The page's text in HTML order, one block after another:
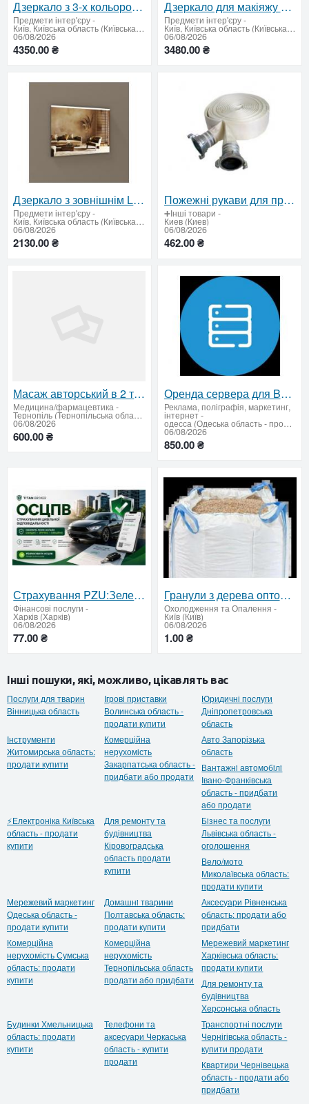
Дзеркало з 3-х кольоровим LED та вимикачем 600 х 900 мм.
Предмети інтер'єру-
Київ, Київська область (Київська область - продати купити)
06/08/2026
4350.00 ₴
Дзеркало для макіяжу з сенсорним вимикачем 600 х 800 мм.
Предмети інтер'єру-
Київ, Київська область (Київська область - продати купити)
06/08/2026
3480.00 ₴
Дзеркало з зовнішнім LED підсвічуванням 600 х 800 мм
Предмети інтер'єру-
Київ, Київська область (Київська область - продати купити)
06/08/2026
2130.00 ₴
Пожежні рукави для професійного викоpистання – сертифікована якість за вигідною ціною
➕Інші товари -
Киев (Киев)
06/08/2026
462.00 ₴
Масаж авторський в 2 та 4 руки релаксуючий
Медицина/фармацевтика-
Тернопіль (Тернопільська область)
06/08/2026
600.00 ₴
Оренда сервера для BAS / 1C
Реклама, поліграфія, маркетинг,
інтернет-
одесса (Одеська область - продати купити)
06/08/2026
850.00 ₴
Страхування PZU:Зелена карта, автоцивілка, медичне
Фінансові послуги -
Харків (Харків)
06/08/2026
77.00 ₴
Гранули з дерева оптом — доставка по Україні
Охолодження та Опалення -
Київ (Київ)
06/08/2026
1.00 ₴
Інші пошуки, які, можливо, цікавлять вас
Послуги для тварин
Вінницька область
Ігрові приставки
Волинська область -
продати купити
Юридичні послуги
Дніпропетровська
область
Інструменти
Житомирська область:
продати купити
Комерційна
нерухомість
Закарпатська область -
придбати або продати
Авто Запорізька
область
Вантажнi автомобiлi
Івано-Франківська
область - придбати
або продати
⚡Електроніка Київська
область - продати
купити
Для ремонту та
будівництва
Кіровоградська
область продати
купити
Бiзнес та послуги
Львівська область -
оголошення
Вело/мото
Миколаївська область:
продати купити
Мережевий маркетинг
Одеська область -
продати купити
Домашнi тварини
Полтавська область:
продати купити
Аксесуари Рівненська
область: продати або
придбати
Комерційна
нерухомість Сумська
область: продати
купити
Комерційна
нерухомість
Тернопільська область
продати або придбати
Мережевий маркетинг
Харківська область:
продати купити
Для ремонту та
будівництва
Херсонська область
Будинки Хмельницька
область: продати
купити
Телефони та
аксесуари Черкаська
область - купити
продати
Транспортні послуги
Чернігівська область -
купити продати
Квартири Чернівецька
область - продати або
придбати